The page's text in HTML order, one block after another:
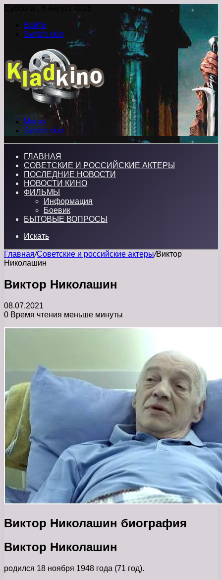
Суббота , 8 Август 2026
Войти
Switch skin
Меню
Switch skin
ГЛАВНАЯ
СОВЕТСКИЕ И РОССИЙСКИЕ АКТЕРЫ
ПОСЛЕДНИЕ НОВОСТИ
НОВОСТИ КИНО
ФИЛЬМЫ
Информация
Боевик
БЫТОВЫЕ ВОПРОСЫ
Искать
Главная/Советские и российские актеры/Виктор
Николашин
Виктор Николашин
08.07.2021
0 Время чтения меньше минуты
Виктор Николашин биография
Виктор Николашин
родился 18 ноября 1948 года (71 год).